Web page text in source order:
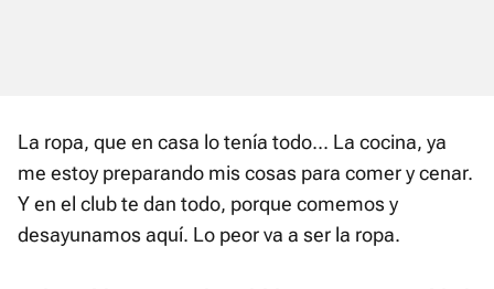
La ropa, que en casa lo tenía todo... La cocina, ya
me estoy preparando mis cosas para comer y cenar.
Y en el club te dan todo, porque comemos y
desayunamos aquí. Lo peor va a ser la ropa.